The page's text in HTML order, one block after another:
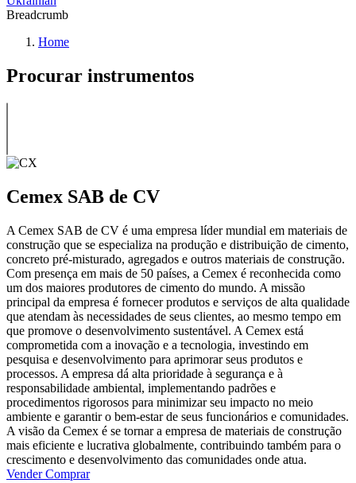
Breadcrumb
Home
Procurar instrumentos
Cemex SAB de CV
A Cemex SAB de CV é uma empresa líder mundial em materiais de
construção que se especializa na produção e distribuição de cimento,
concreto pré-misturado, agregados e outros materiais de construção.
Com presença em mais de 50 países, a Cemex é reconhecida como
um dos maiores produtores de cimento do mundo. A missão
principal da empresa é fornecer produtos e serviços de alta qualidade
que atendam às necessidades de seus clientes, ao mesmo tempo em
que promove o desenvolvimento sustentável. A Cemex está
comprometida com a inovação e a tecnologia, investindo em
pesquisa e desenvolvimento para aprimorar seus produtos e
processos. A empresa dá alta prioridade à segurança e à
responsabilidade ambiental, implementando padrões e
procedimentos rigorosos para minimizar seu impacto no meio
ambiente e garantir o bem-estar de seus funcionários e comunidades.
A visão da Cemex é se tornar a empresa de materiais de construção
mais eficiente e lucrativa globalmente, contribuindo também para o
crescimento e desenvolvimento das comunidades onde atua.
VenderComprar